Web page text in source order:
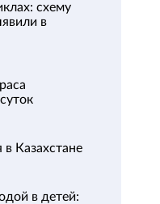
схему
в
Казахстане
в детей: